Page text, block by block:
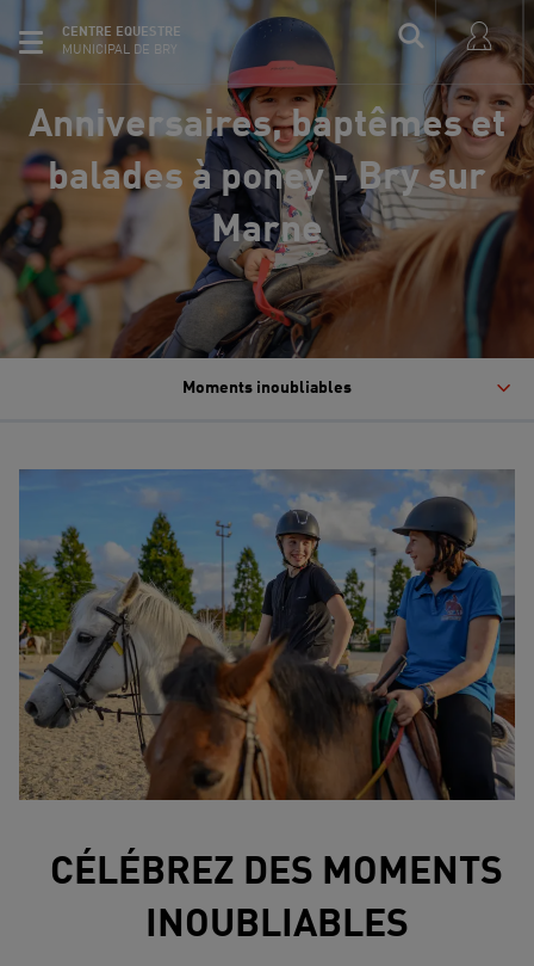
CENTRE EQUESTRE
MUNICIPAL DE BRY
Anniversaires, baptêmes et
balades à poney - Bry sur
Marne
Moments inoubliables
CÉLÉBREZ DES MOMENTS
INOUBLIABLES